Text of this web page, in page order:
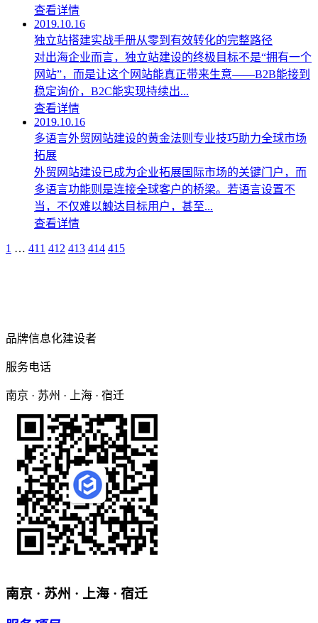
查看详情
2019.10.16
独立站搭建实战手册从零到有效转化的完整路径
对出海企业而言，独立站建设的终极目标不是“拥有一个
网站”，而是让这个网站能真正带来生意——B2B能接到
稳定询价，B2C能实现持续出...
查看详情
2019.10.16
多语言外贸网站建设的黄金法则专业技巧助力全球市场
拓展
外贸网站建设已成为企业拓展国际市场的关键门户，而
多语言功能则是连接全球客户的桥梁。若语言设置不
当，不仅难以触达目标用户，甚至...
查看详情
1 … 411 412 413 414 415
品牌信息化建设者
服务电话
南京 · 苏州 · 上海 · 宿迁
南京 · 苏州 · 上海 · 宿迁